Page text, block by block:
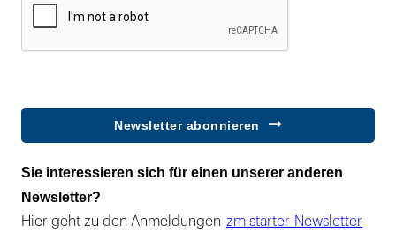
Newsletter abonnieren
Sie interessieren sich für einen unserer anderen
Newsletter?
Hier geht zu den Anmeldungen zm starter-Newsletter